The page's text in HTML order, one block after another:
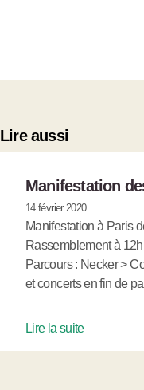
Lire aussi
Manifestation
14 février 2020
Manifestation à Paris
Rassemblement à
Parcours : Necker >
et concerts en fin de
Lire la suite